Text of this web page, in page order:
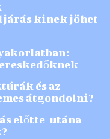
kinek jöhet
és az
átgondolni?
előtte-utána